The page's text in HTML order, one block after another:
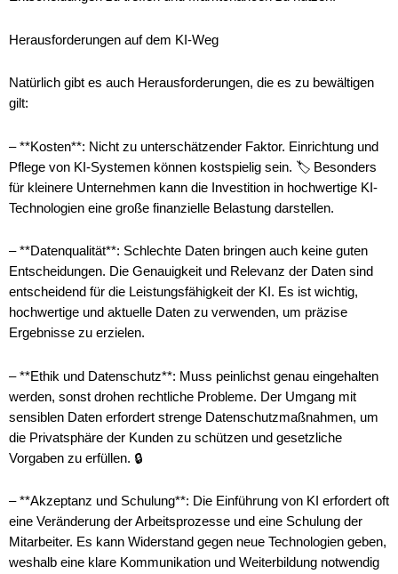
Herausforderungen auf dem KI-Weg
Natürlich gibt es auch Herausforderungen, die es zu bewältigen
gilt:
– **Kosten**: Nicht zu unterschätzender Faktor. Einrichtung und
Pflege von KI-Systemen können kostspielig sein. 🏷️ Besonders
für kleinere Unternehmen kann die Investition in hochwertige KI-
Technologien eine große finanzielle Belastung darstellen.
– **Datenqualität**: Schlechte Daten bringen auch keine guten
Entscheidungen. Die Genauigkeit und Relevanz der Daten sind
entscheidend für die Leistungsfähigkeit der KI. Es ist wichtig,
hochwertige und aktuelle Daten zu verwenden, um präzise
Ergebnisse zu erzielen.
– **Ethik und Datenschutz**: Muss peinlichst genau eingehalten
werden, sonst drohen rechtliche Probleme. Der Umgang mit
sensiblen Daten erfordert strenge Datenschutzmaßnahmen, um
die Privatsphäre der Kunden zu schützen und gesetzliche
Vorgaben zu erfüllen. 🔒
– **Akzeptanz und Schulung**: Die Einführung von KI erfordert oft
eine Veränderung der Arbeitsprozesse und eine Schulung der
Mitarbeiter. Es kann Widerstand gegen neue Technologien geben,
weshalb eine klare Kommunikation und Weiterbildung notwendig